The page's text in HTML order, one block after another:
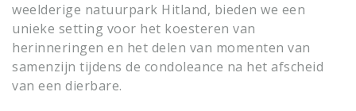
weelderige natuurpark Hitland, bieden we een
unieke setting voor het koesteren van
herinneringen en het delen van momenten van
samenzijn tijdens de condoleance na het afscheid
van een dierbare.